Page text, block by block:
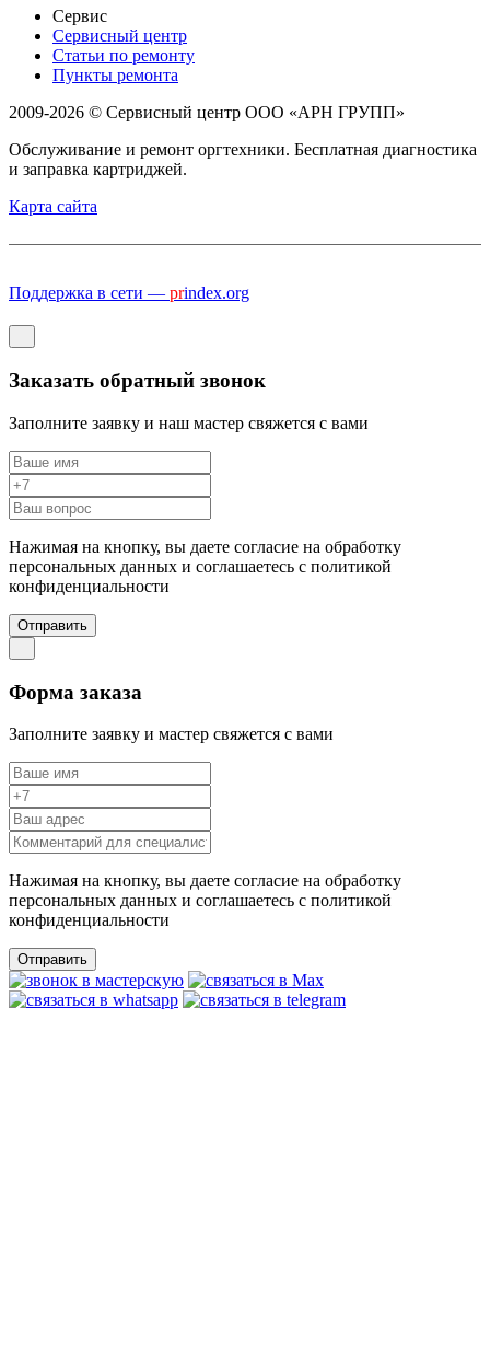
Сервис
Сервисный центр
Статьи по ремонту
Пункты ремонта
2009-2026 © Сервисный центр ООО «АРН ГРУПП»
Обслуживание и ремонт оргтехники. Бесплатная диагностика
и заправка картриджей.
Карта сайта
Поддержка в сети — prindex.org
Заказать обратный звонок
Заполните заявку и наш мастер свяжется с вами
Нажимая на кнопку, вы даете согласие на обработку
персональных данных и соглашаетесь c политикой
конфиденциальности
Отправить
Форма заказа
Заполните заявку и мастер свяжется с вами
Нажимая на кнопку, вы даете согласие на обработку
персональных данных и соглашаетесь c политикой
конфиденциальности
Отправить